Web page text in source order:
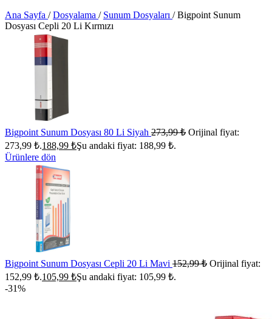
Ana Sayfa / Dosyalama / Sunum Dosyaları / Bigpoint Sunum
Dosyası Cepli 20 Li Kırmızı
Bigpoint Sunum Dosyası 80 Li Siyah 273,99₺ Orijinal fiyat:
273,99 ₺.188,99 ₺Şu andaki fiyat: 188,99 ₺.
Ürünlere dön
Bigpoint Sunum Dosyası Cepli 20 Li Mavi 152,99₺ Orijinal fiyat:
152,99 ₺.105,99 ₺Şu andaki fiyat: 105,99 ₺.
-31%